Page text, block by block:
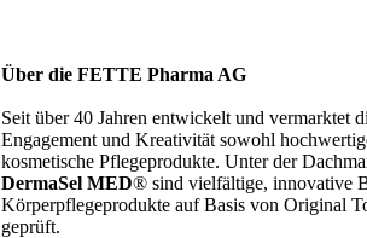
Über die FETTE Pharma AG
Seit über 40 Jahren entwickelt und vermarktet
Engagement und Kreativität sowohl
kosmetische Pflegeprodukte. Unter der
DermaSel MED® sind vielfältige, innovative
Körperpflegeprodukte auf Basis von Original
geprüft.